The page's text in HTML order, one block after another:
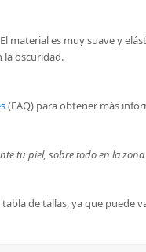
material es muy suave y
la oscuridad.
(FAQ) para obtener más
tu piel, sobre todo en la
de tallas, ya que puede